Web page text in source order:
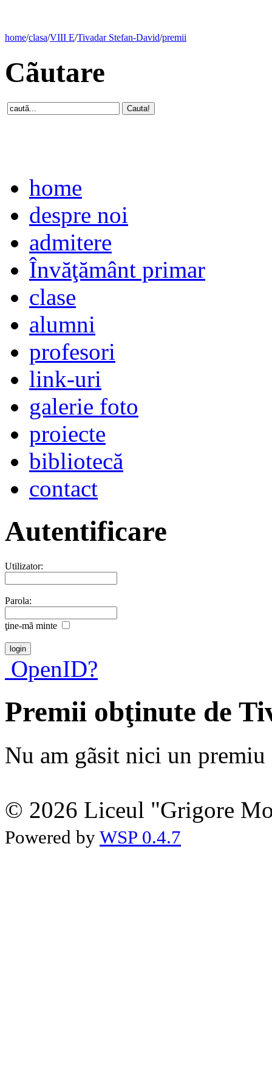
home/clasa/VIII E/Tivadar Stefan-David/premii
Cãutare
home
despre noi
admitere
Învăţământ primar
clase
alumni
profesori
link-uri
galerie foto
proiecte
bibliotecă
contact
Autentificare
Utilizator:
Parola:
ţine-mã minte
OpenID?
Premii obţinute de
Nu am gãsit nici un premiu
© 2026 Liceul "Grigore
Powered by WSP 0.4.7